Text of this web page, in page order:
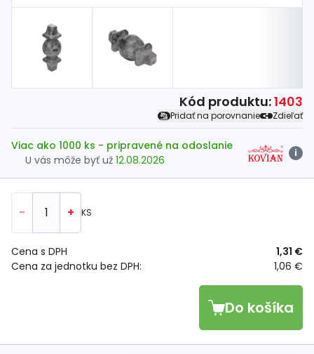
Kód produktu:1403
Pridať na porovnanie Zdieľať
Viac ako 1000 ks - pripravené na odoslanie
U vás môže byť už 12.08.2026
i
- + KS
Cena za jednotku bez DPH: 1,06 €
Cena s DPH 1,31 €
Do košíka